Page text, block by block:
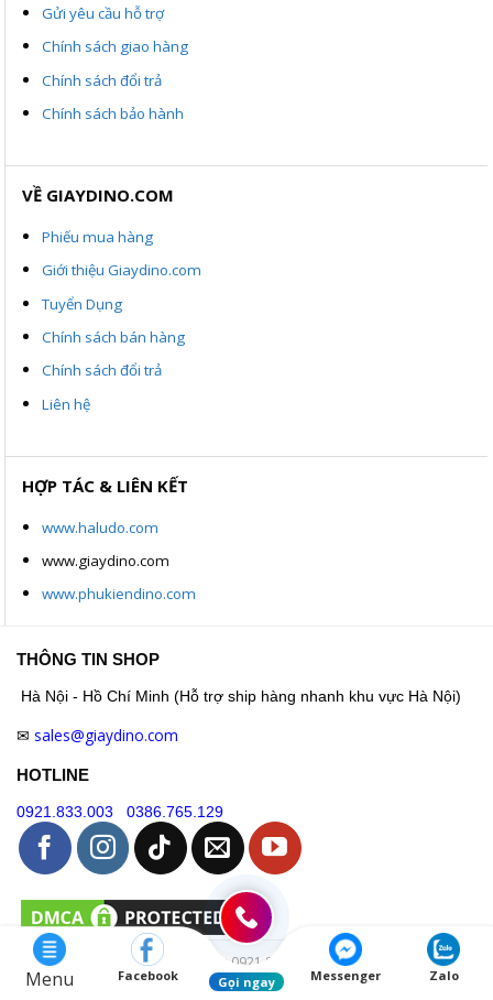
Gửi yêu cầu hỗ trợ
Chính sách giao hàng
Chính sách đổi trả
Chính sách bảo hành
VỀ GIAYDINO.COM
Phiếu mua hàng
Giới thiệu Giaydino.com
Tuyển Dụng
Chính sách bán hàng
Chính sách đổi trả
Liên hệ
HỢP TÁC & LIÊN KẾT
www.haludo.com
www.giaydino.com
www.phukiendino.com
THÔNG TIN SHOP
Hà Nội - Hồ Chí Minh (Hỗ trợ ship hàng nhanh khu vực Hà Nội)
✉ sales@giaydino.com
HOTLINE
0921.833.003 0386.765.129
Hotline: 0921.833.003
Thiết kế và duy trì bởiGiaydino.com
Menu Facebook Gọi ngay Messenger Zalo